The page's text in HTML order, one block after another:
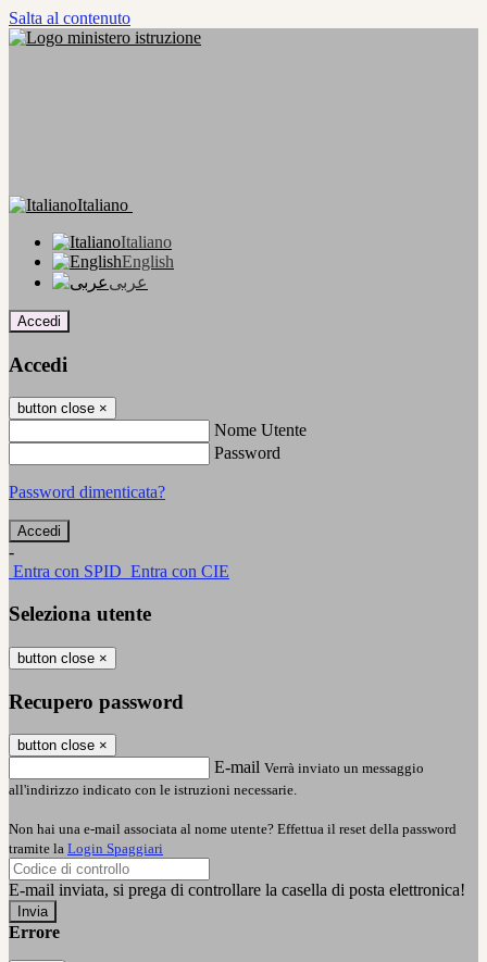
Salta al contenuto
Italiano
Italiano
English
عربى
Accedi
Accedi
button close ×
Nome Utente
Password
Password dimenticata?
-
Entra con SPID Entra con CIE
Seleziona utente
button close ×
Recupero password
button close ×
E-mail Verrà inviato un messaggio
all'indirizzo indicato con le istruzioni necessarie.
Non hai una e-mail associata al nome utente? Effettua il reset della password
tramite la Login Spaggiari
E-mail inviata, si prega di controllare la casella di posta elettronica!
Errore